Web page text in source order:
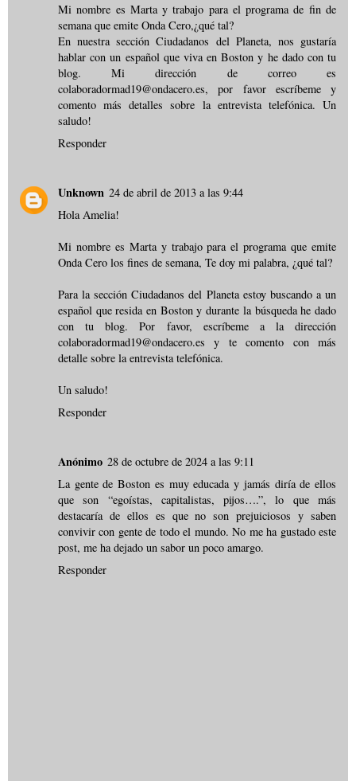
Mi nombre es Marta y trabajo para el programa de fin de
semana que emite Onda Cero,¿qué tal?
En nuestra sección Ciudadanos del Planeta, nos gustaría
hablar con un español que viva en Boston y he dado con tu
blog. Mi dirección de correo es
colaboradormad19@ondacero.es, por favor escríbeme y
comento más detalles sobre la entrevista telefónica. Un
saludo!
Responder
Unknown 24 de abril de 2013 a las 9:44
Hola Amelia!
Mi nombre es Marta y trabajo para el programa que emite
Onda Cero los fines de semana, Te doy mi palabra, ¿qué tal?
Para la sección Ciudadanos del Planeta estoy buscando a un
español que resida en Boston y durante la búsqueda he dado
con tu blog. Por favor, escríbeme a la dirección
colaboradormad19@ondacero.es y te comento con más
detalle sobre la entrevista telefónica.
Un saludo!
Responder
Anónimo 28 de octubre de 2024 a las 9:11
La gente de Boston es muy educada y jamás diría de ellos
que son “egoístas, capitalistas, pijos….”, lo que más
destacaría de ellos es que no son prejuiciosos y saben
convivir con gente de todo el mundo. No me ha gustado este
post, me ha dejado un sabor un poco amargo.
Responder